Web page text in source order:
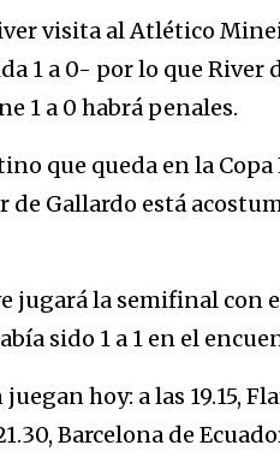
visita al Atlético
1 a 0- por lo que River
1 a 0 habrá penales.
que queda en la
de Gallardo está
jugará la semifinal con
sido 1 a 1 en el
hoy: a las 19.15,
Barcelona de